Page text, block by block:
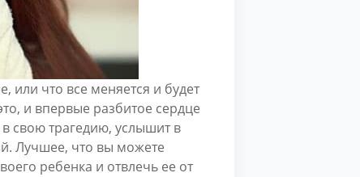
что все меняется и будет
и впервые разбитое сердце
свою трагедию, услышит в
Лучшее, что вы можете
ребенка и отвлечь ее от